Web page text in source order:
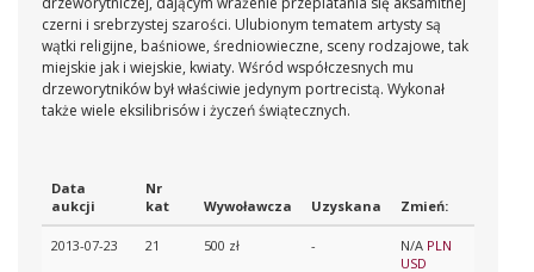
czerni i srebrzystej szarości. Ulubionym tematem artysty są
wątki religijne, baśniowe, średniowieczne, sceny rodzajowe, tak
miejskie jak i wiejskie, kwiaty. Wśród współczesnych mu
drzeworytników był właściwie jedynym portrecistą. Wykonał
także wiele eksilibrisów i życzeń świątecznych.
Data
aukcji
Nr
kat
Wywoławcza Uzyskana Zmień:
2013-07-23 21 500 zł - N/A PLN
USD